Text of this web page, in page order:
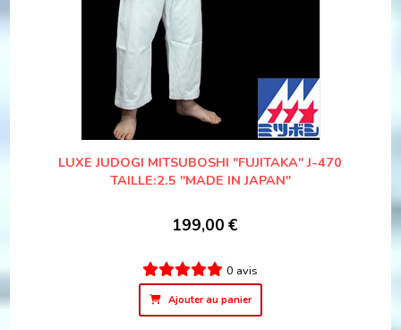
LUXE JUDOGI MITSUBOSHI "FUJITAKA" J-470
TAILLE:2.5 "MADE IN JAPAN"
199,00 €
0 avis
Ajouter au panier